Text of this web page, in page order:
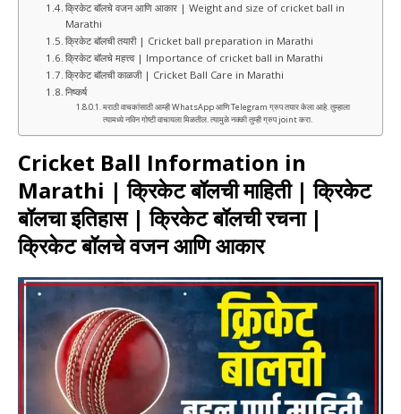
क्रिकेट बॉलचे वजन आणि आकार | Weight and size of cricket ball in
Marathi
क्रिकेट बॉलची तयारी | Cricket ball preparation in Marathi
क्रिकेट बॉलचे महत्त्व | Importance of cricket ball in Marathi
क्रिकेट बॉलची काळजी | Cricket Ball Care in Marathi
निष्कर्ष
मराठी वाचकांसाठी आम्ही WhatsApp आणि Telegram ग्रुप तयार केला आहे. तुम्हाला
त्यामध्ये नविन गोष्टी वाचायला मिळतील. त्यामुळे नक्की तुम्ही ग्रुप joint करा.
Cricket Ball Information in
Marathi | क्रिकेट बॉलची माहिती | क्रिकेट
बॉलचा इतिहास | क्रिकेट बॉलची रचना |
क्रिकेट बॉलचे वजन आणि आकार